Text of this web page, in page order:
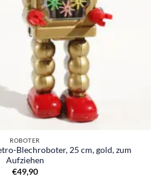
ROBOTER
Blechroboter, 25 cm, gold, zum
Aufziehen
€49,90